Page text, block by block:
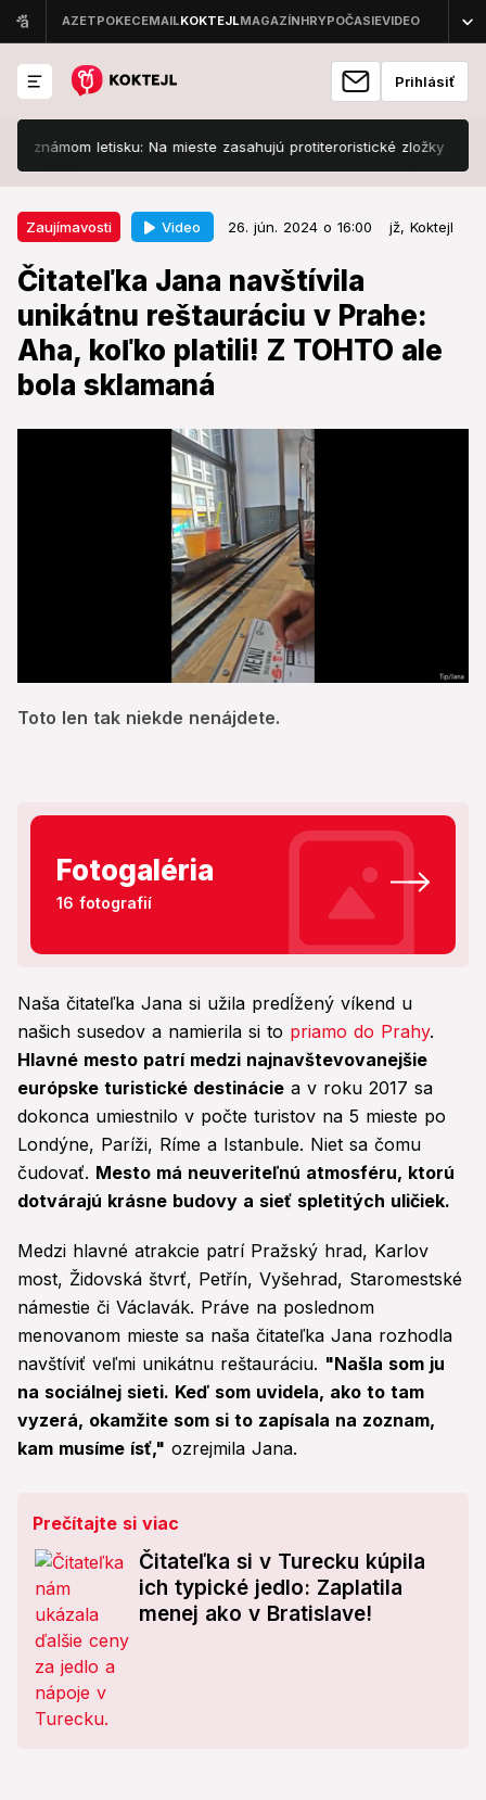
Prihlásiť
letisku: Na mieste zasahujú protiteroristické zložky
Zaujímavosti Video 26. jún. 2024 o 16:00 jž, Koktejl
Čitateľka Jana navštívila
unikátnu reštauráciu v Prahe:
Aha, koľko platili! Z TOHTO ale
bola sklamaná
of
26
Toto len tak niekde nenájdete.
Zaujímavosti 26. jún. 2024 o 16:00
Čitateľka Jana navštívila unikátnu
reštauráciu v Prahe: Aha, koľko
platili! Z TOHTO ale bola sklamaná
Toto len tak niekde nenájdete.
Fotogaléria
16 fotografií
Naša čitateľka Jana si užila predĺžený víkend u
našich susedov a namierila si to priamo do Prahy.
Hlavné mesto patrí medzi najnavštevovanejšie
európske turistické destinácie a v roku 2017 sa
dokonca umiestnilo v počte turistov na 5 mieste po
Londýne, Paríži, Ríme a Istanbule. Niet sa čomu
čudovať. Mesto má neuveriteľnú atmosféru, ktorú
dotvárajú krásne budovy a sieť spletitých uličiek.
Medzi hlavné atrakcie patrí Pražský hrad, Karlov
most, Židovská štvrť, Petřín, Vyšehrad, Staromestské
námestie či Václavák. Práve na poslednom
menovanom mieste sa naša čitateľka Jana rozhodla
navštíviť veľmi unikátnu reštauráciu. "Našla som ju
na sociálnej sieti. Keď som uvidela, ako to tam
vyzerá, okamžite som si to zapísala na zoznam,
kam musíme ísť," ozrejmila Jana.
Prečítajte si viac
Čitateľka si v Turecku kúpila
ich typické jedlo: Zaplatila
menej ako v Bratislave!